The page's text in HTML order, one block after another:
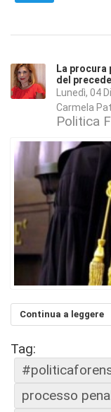
La
del
Lunedì, 04
Carmela
Politica
Continua a leggere
Tag:
processo